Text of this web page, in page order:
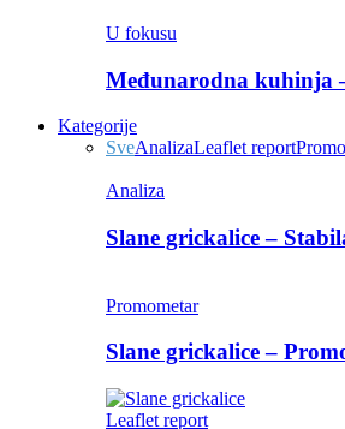
U fokusu
Međunarodna kuhinja
Kategorije
SveAnalizaLeaflet report
Analiza
Slane grickalice –
Promometar
Slane grickalice –
Leaflet report